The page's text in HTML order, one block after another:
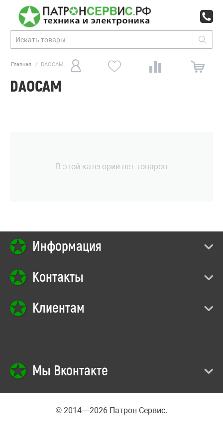
Главная / DAOCAM
DAOCAM
В этой категории нет товаров
Информация
Контакты
Клиентам
Мы Вконтакте
© 2014—2026 Патрон Сервис.